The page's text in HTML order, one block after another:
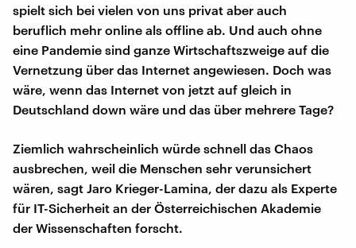
spielt sich bei vielen von uns privat aber auch
beruflich mehr online als offline ab. Und auch ohne
eine Pandemie sind ganze Wirtschaftszweige auf die
Vernetzung über das Internet angewiesen. Doch was
wäre, wenn das Internet von jetzt auf gleich in
Deutschland down wäre und das über mehrere Tage?
Ziemlich wahrscheinlich würde schnell das Chaos
ausbrechen, weil die Menschen sehr verunsichert
wären, sagt Jaro Krieger-Lamina, der dazu als Experte
für IT-Sicherheit an der Österreichischen Akademie
der Wissenschaften forscht.